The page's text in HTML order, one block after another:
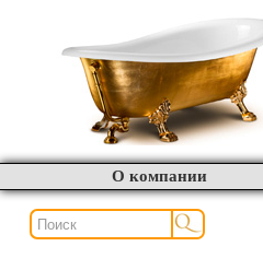
О компании